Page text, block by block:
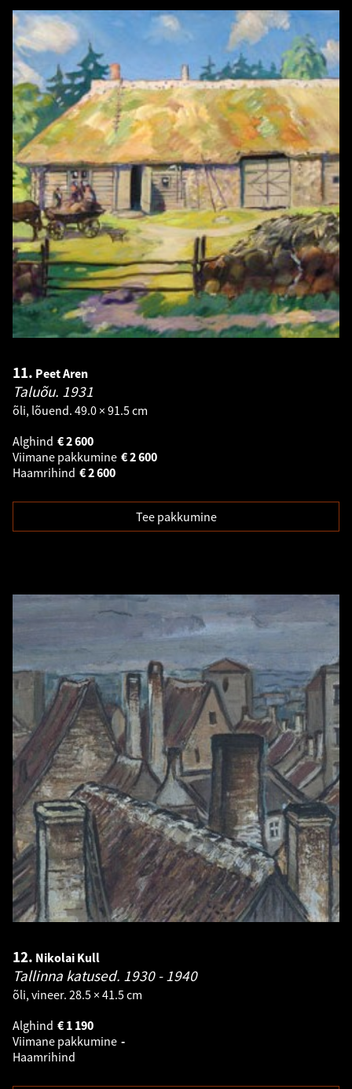
11. Peet Aren
Taluõu. 1931
õli, lõuend. 49.0 × 91.5 cm
Alghind
2 600
€
Viimane pakkumine
2 600
€
Haamrihind
2 600
€
Tee pakkumine
12. Nikolai Kull
Tallinna katused. 1930 - 1940
õli, vineer. 28.5 × 41.5 cm
Alghind
1 190
€
Viimane pakkumine -
Haamrihind